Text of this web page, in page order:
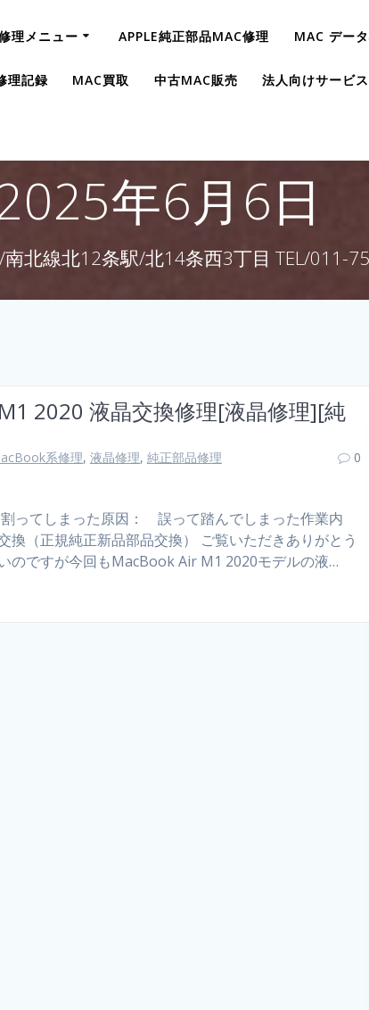
理メニュー APPLE純正部品MAC修理 MAC デー
理記録 MAC買取 中古MAC販売 法人向けサービス
年6月6日
南北線北12条駅/北14条西3丁目 TEL/011-
2020 液晶交換修理[液晶修理][純
系修理, 液晶修理, 純正部品修理
0
ってしまった原因： 誤って踏んでしまった作業内
（正規純正新品部品交換） ご覧いただきありがとう
のですが今回もMacBook Air M1 2020モデルの液…